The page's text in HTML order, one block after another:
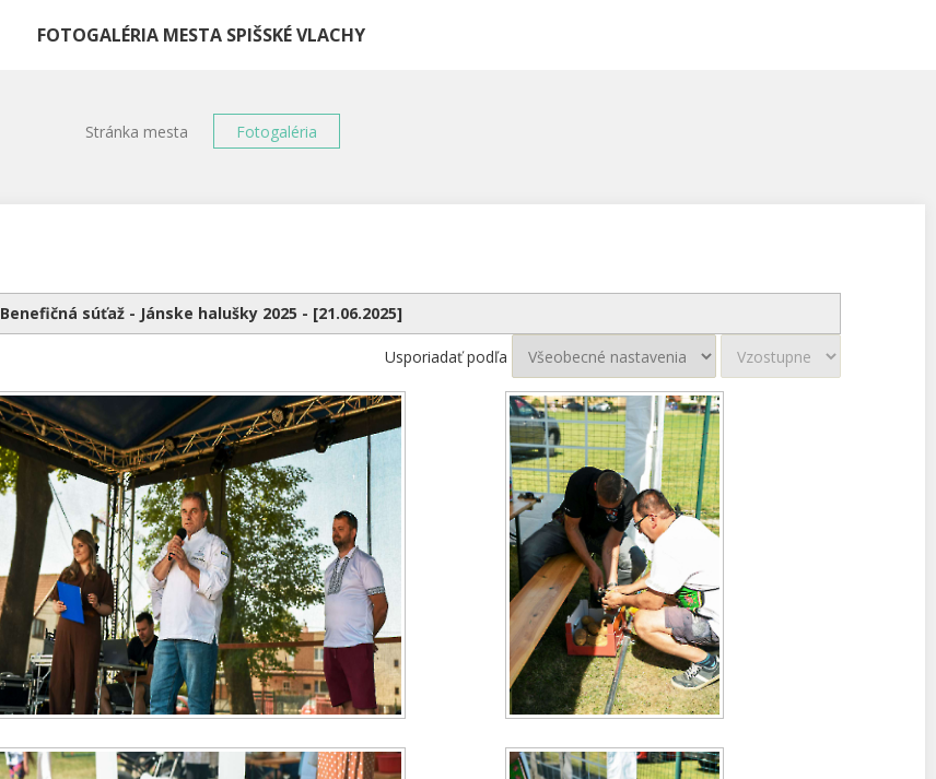
FOTOGALÉRIA MESTA SPIŠSKÉ VLACHY
Stránka mesta Fotogaléria
Benefičná súťaž - Jánske halušky 2025 - [21.06.2025]
Usporiadať podľa